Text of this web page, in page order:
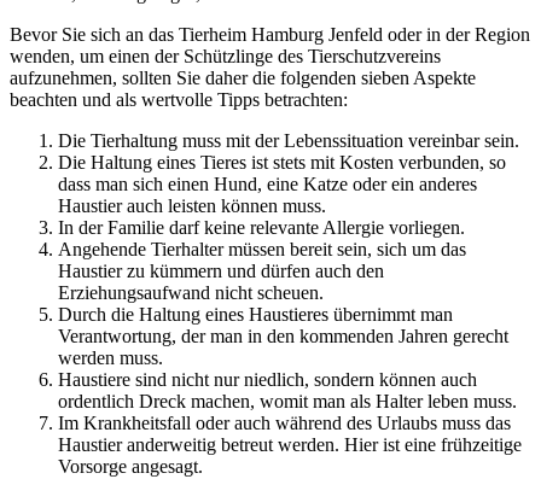
Bevor Sie sich an das Tierheim Hamburg Jenfeld oder in der Region
wenden, um einen der Schützlinge des Tierschutzvereins
aufzunehmen, sollten Sie daher die folgenden sieben Aspekte
beachten und als wertvolle Tipps betrachten:
Die Tierhaltung muss mit der Lebenssituation vereinbar sein.
Die Haltung eines Tieres ist stets mit Kosten verbunden, so
dass man sich einen Hund, eine Katze oder ein anderes
Haustier auch leisten können muss.
In der Familie darf keine relevante Allergie vorliegen.
Angehende Tierhalter müssen bereit sein, sich um das
Haustier zu kümmern und dürfen auch den
Erziehungsaufwand nicht scheuen.
Durch die Haltung eines Haustieres übernimmt man
Verantwortung, der man in den kommenden Jahren gerecht
werden muss.
Haustiere sind nicht nur niedlich, sondern können auch
ordentlich Dreck machen, womit man als Halter leben muss.
Im Krankheitsfall oder auch während des Urlaubs muss das
Haustier anderweitig betreut werden. Hier ist eine frühzeitige
Vorsorge angesagt.